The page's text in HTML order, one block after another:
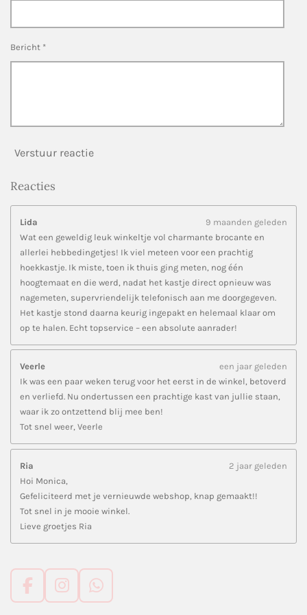
Bericht *
Verstuur reactie
Reacties
Lida
9 maanden geleden
Wat een geweldig leuk winkeltje vol charmante brocante en
allerlei hebbedingetjes! Ik viel meteen voor een prachtig
hoekkastje. Ik miste, toen ik thuis ging meten, nog één
hoogtemaat en die werd, nadat het kastje direct opnieuw was
nagemeten, supervriendelijk telefonisch aan me doorgegeven.
Het kastje stond daarna keurig ingepakt en helemaal klaar om
op te halen. Echt topservice – een absolute aanrader!
Veerle
een jaar geleden
Ik was een paar weken terug voor het eerst in de winkel, betoverd
en verliefd. Nu ondertussen een prachtige kast van jullie staan,
waar ik zo ontzettend blij mee ben!
Tot snel weer, Veerle
Ria
2 jaar geleden
Hoi Monica,
Gefeliciteerd met je vernieuwde webshop, knap gemaakt!!
Tot snel in je mooie winkel.
Lieve groetjes Ria
F
I
W